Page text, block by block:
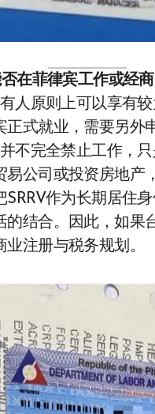
在菲律宾工作或经商
人原则上可以享有
式就业，需要另外
不完全禁止工作，
公司或投资房地产
作为长期居住
结合。因此，如果
注册与税务规划。